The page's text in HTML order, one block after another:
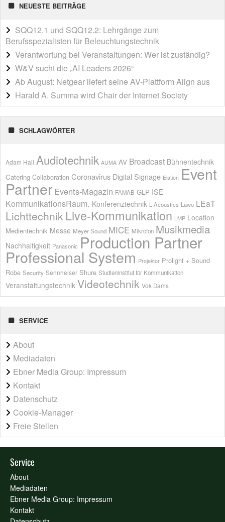
NEUESTE BEITRÄGE
SQQ12.1 und SQQ12.2: Lehrgänge zum
Berufsspezialisten für Beleuchtungstechnik
Verantwortung bei Veranstaltungen: Wer ist zuständig?
W&V sucht die „AI Leaders 2026“
Ab August: Netgear liefert seine AV-Plattform Align aus
Harald A. Summa wird Chair der Internet Society
SCHLAGWÖRTER
Adam Hall Audiotechnik AUMA AV Broadcast Bühnentechnik
Catering Collaboration Coronavirus Digital Signage Elation Event
Partner Events-Magazin FAMAB GLP ISE
KommunikationsRaum. Konferenztechnik L-Acoustics Lawo LEaT
Lichttechnik Live-Kommunikation LMP Location
Medientechnik Messe Meyer Sound MICE Mikrofon Musikmedia
Nachhaltigkeit Panasonic Production Partner
Professional System Projektor Prolight + Sound
Robe Security Sennheiser Shure Studieninstitut für Kommunikation
Veranstaltungstechnik Videotechnik Vok Dams
SERVICE
About
Mediadaten
Ebner Media Group: Impressum
Kontakt
Datenschutz
Cookie-Manager
Freie Stellen
Service
About
Mediadaten
Ebner Media Group: Impressum
Kontakt